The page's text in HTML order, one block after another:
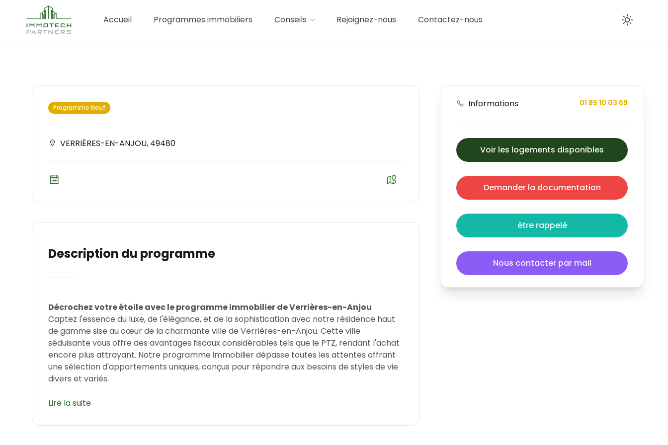
Accueil Programmes immobiliers Conseils Rejoignez-nous Contactez-nous
Programme Neuf
VERRIÈRES-EN-ANJOU, 49480
Description du programme
Décrochez votre étoile avec le programme immobilier de Verrières-en-Anjou
Captez l'essence du luxe, de l'élégance, et de la sophistication avec notre résidence haut
de gamme sise au cœur de la charmante ville de Verrières-en-Anjou. Cette ville
séduisante vous offre des avantages fiscaux considérables tels que le PTZ, rendant l'achat
encore plus attrayant. Notre programme immobilier dépasse toutes les attentes offrant
une sélection d'appartements uniques, conçus pour répondre aux besoins de styles de vie
divers et variés.
Verrières-en-Anjou: Un Emplacement idyllique pour votre futur chez-vous
Lire la suite
Informations 01 85 10 03 69
Voir les logements disponibles
Demander la documentation
être rappelé
Nous contacter par mail